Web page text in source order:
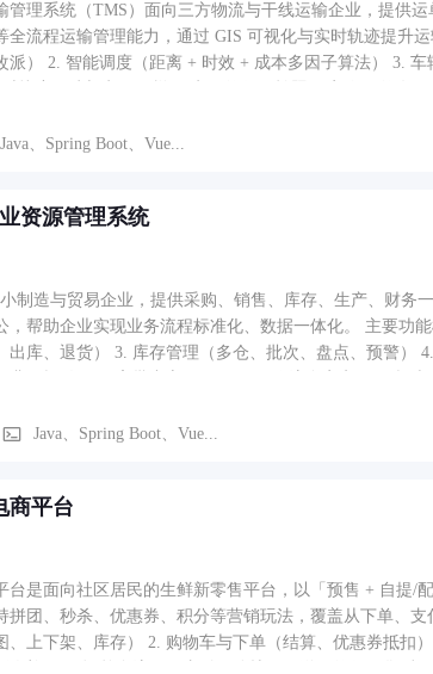
管理系统（TMS）面向三方物流与干线运输企业，提供
运输管理能力，通过 GIS 可视化与实时轨迹提升运输透明度与调度效率。
派） 2. 智能调度（距离 + 时效 + 成本多因子算法） 3.
Java、Spring Boot、Vue...
资源管理系统
制造与贸易企业，提供采购、销售、库存、生产、财务
流程标准化、数据一体化。 主要功能模块： 1. 采购管理（请购、询价、采购单、入库） 2. 销售
出库、退货） 3. 库存管理（多仓、批次、盘点、预警）
Java、Spring Boot、Vue...
商平台
台是面向社区居民的生鲜新零售平台，以「预售 + 自提/
、秒杀、优惠券、积分等营销玩法，覆盖从下单、支付、分拣、配送
、上下架、库存） 2. 购物车与下单（结算、优惠券抵扣